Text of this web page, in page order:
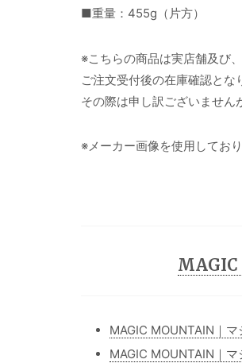
■重量：455g（片方）
※こちらの商品は実店舗及び
ご注文受付後の在庫確認とな
その際は申し訳ございません
※メーカー画像を使用してお
MAGIC
MAGIC MOUNTAIN｜
MAGIC MOUNTAIN｜